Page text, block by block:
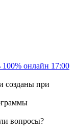
100% онлайн 17:00
созданы при
вопросы?